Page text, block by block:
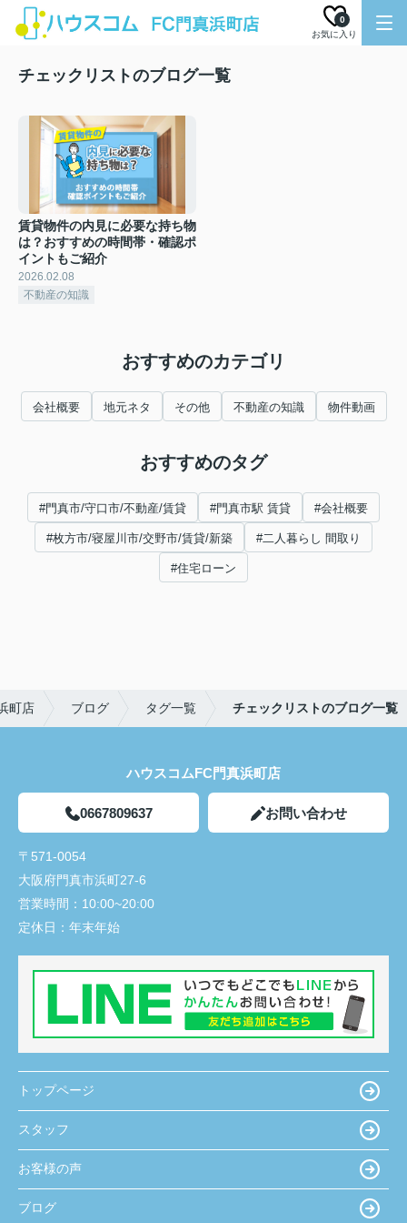
お気に入り
0
チェックリストのブログ一覧
賃貸物件の内見に必要な持ち物
は？おすすめの時間帯・確認ポ
イントもご紹介
2026.02.08
不動産の知識
おすすめのカテゴリ
会社概要 地元ネタ その他 不動産の知識 物件動画
おすすめのタグ
#門真市/守口市/不動産/賃貸 #門真市駅 賃貸 #会社概要
#枚方市/寝屋川市/交野市/賃貸/新築 #二人暮らし 間取り
#住宅ローン
町店 ブログ タグ一覧 チェックリストのブログ一覧
ハウスコムFC門真浜町店
0667809637 お問い合わせ
〒571-0054
大阪府門真市浜町27-6
営業時間： 10:00~20:00
定休日： 年末年始
トップページ
スタッフ
お客様の声
ブログ